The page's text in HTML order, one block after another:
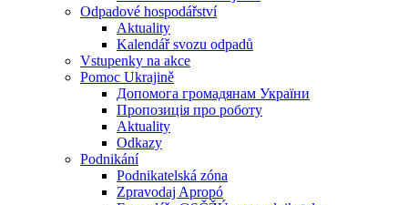
Odpadové hospodářství
Aktuality
Kalendář svozu odpadů
Vstupenky na akce
Pomoc Ukrajině
Допомога громадянам України
Пропозиція про роботу
Aktuality
Odkazy
Podnikání
Podnikatelská zóna
Zpravodaj Apropó